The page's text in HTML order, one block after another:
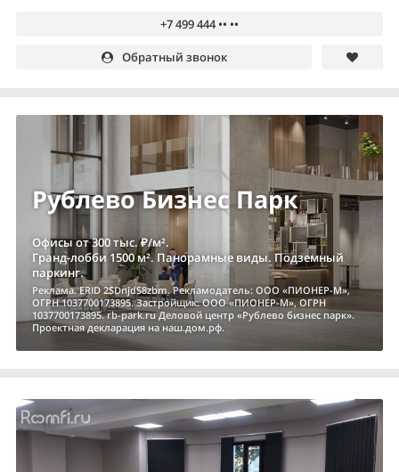
+7 499 444 •• ••
Обратный звонок
Рублево Бизнес Парк
Офисы от 300 тыс. ₽/м².
Гранд-лобби 1500 м². Панорамные виды. Подземный
паркинг.
Реклама. ERID 2SDnjdS8zbm. Рекламодатель: ООО «ПИОНЕР-М»,
ОГРН 1037700173895. Застройщик: ООО «ПИОНЕР-М», ОГРН
1037700173895. rb-park.ru Деловой центр «Рублево бизнес парк».
Проектная декларация на наш.дом.рф.